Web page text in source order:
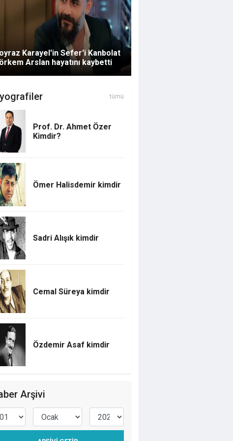
Karayel'in Sefer'i Kanbolat
Arslan hayatını kaybetti
tümü
Prof. Dr. Ahmet Özer
Kimdir?
Ömer Halisdemir kimdir
Sadri Alışık kimdir
Cemal Süreya kimdir
Özdemir Asaf kimdir
Arşivi